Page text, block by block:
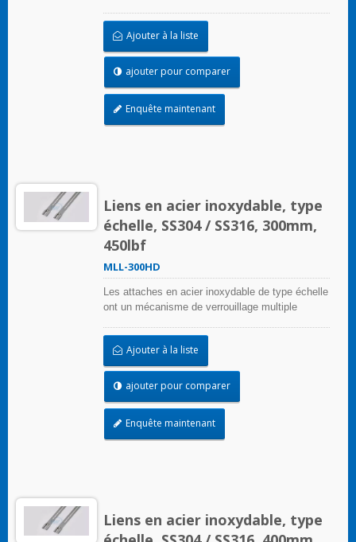
appliqué sans outils de sertissage
Ajouter à la liste
ajouter pour comparer
Enquête maintenant
Liens en acier inoxydable, type
échelle, SS304 / SS316, 300mm,
450lbf
MLL-300HD
Les attaches en acier inoxydable de type échelle
ont un mécanisme de verrouillage multiple
appliqué sans outils de sertissage
Ajouter à la liste
ajouter pour comparer
Enquête maintenant
Liens en acier inoxydable, type